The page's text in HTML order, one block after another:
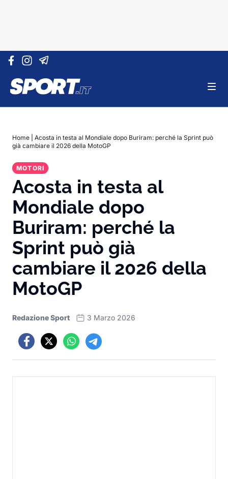
Vai al contenuto
Home
Acosta in testa al Mondiale dopo Buriram: perché la Sprint può
già cambiare il 2026 della MotoGP
MOTORI
Acosta in testa al
Mondiale dopo
Buriram: perché la
Sprint può già
cambiare il 2026 della
MotoGP
Redazione Sport 3 Marzo 2026